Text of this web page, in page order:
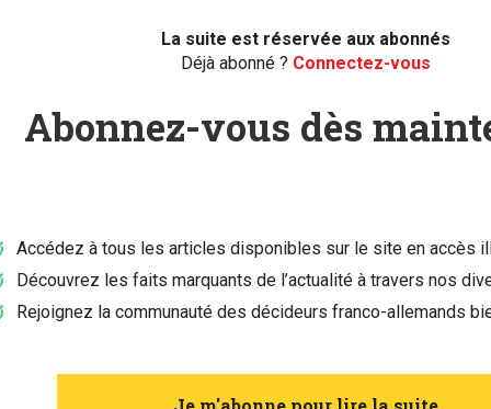
La suite est réservée aux abonnés
Déjà abonné ? Connectez-vous
Abonnez-vous dès
Accédez à tous les articles disponibles sur le site en accès
Découvrez les faits marquants de l’actualité à travers nos
Rejoignez la communauté des décideurs franco-allemands